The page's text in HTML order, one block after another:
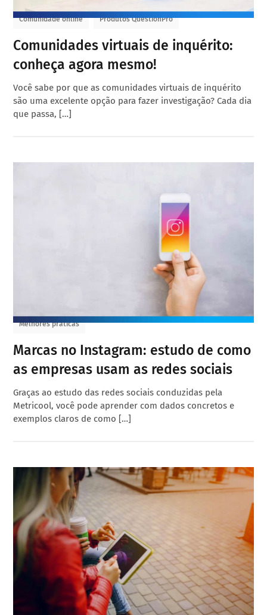
Comunidade online Produtos QuestionPro
Comunidades virtuais de inquérito:
conheça agora mesmo!
Você sabe por que as comunidades virtuais de inquérito
são uma excelente opção para fazer investigação? Cada dia
que passa, […]
Melhores práticas
Marcas no Instagram: estudo de como
as empresas usam as redes sociais
Graças ao estudo das redes sociais conduzidas pela
Metricool, você pode aprender com dados concretos e
exemplos claros de como […]